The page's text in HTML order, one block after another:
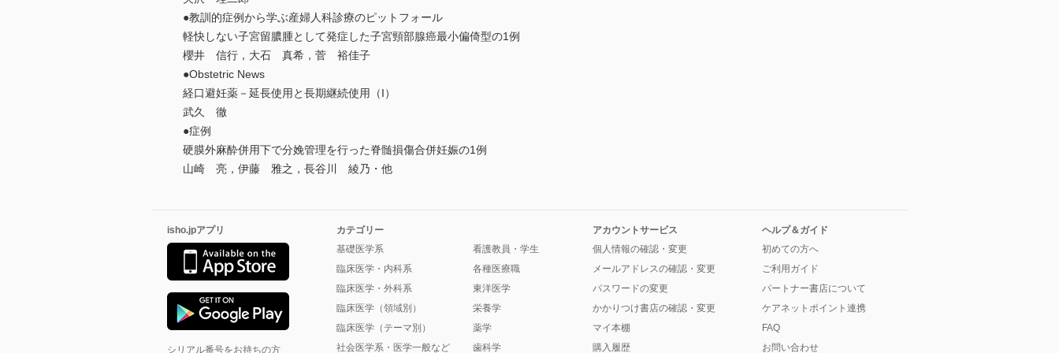
●教訓的症例から学ぶ産婦人科診療のピットフォール
軽快しない子宮留膿腫として発症した子宮頸部腺癌最小偏倚型の1例
櫻井 信行，大石 真希，菅 裕佳子
●Obstetric News
経口避妊薬－延長使用と長期継続使用（I）
武久 徹
●症例
硬膜外麻酔併用下で分娩管理を行った脊髄損傷合併妊娠の1例
山崎 亮，伊藤 雅之，長谷川 綾乃・他
isho.jpアプリ
シリアル番号をお持ちの方
カテゴリー
基礎医学系
臨床医学・内科系
臨床医学・外科系
臨床医学（領域別）
臨床医学（テーマ別）
社会医学系・医学一般など
看護教員・学生
各種医療職
東洋医学
栄養学
薬学
歯科学
アカウントサービス
個人情報の確認・変更
メールアドレスの確認・変更
パスワードの変更
かかりつけ書店の確認・変更
マイ本棚
購入履歴
ヘルプ＆ガイド
初めての方へ
ご利用ガイド
パートナー書店について
ケアネットポイント連携
FAQ
お問い合わせ